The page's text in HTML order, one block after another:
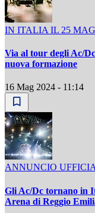
IN ITALIA IL 25
Via al tour degli Ac/
nuova formazione
16 Mag 2024 - 11:14
ANNUNCIO
Gli Ac/Dc tornano in
Arena di Reggio